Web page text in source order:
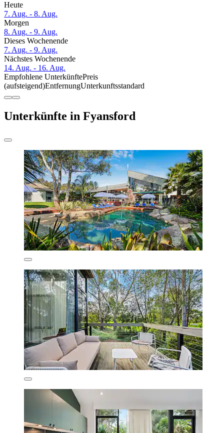
Heute
7. Aug. - 8. Aug.
Morgen
8. Aug. - 9. Aug.
Dieses Wochenende
7. Aug. - 9. Aug.
Nächstes Wochenende
14. Aug. - 16. Aug.
Empfohlene UnterkünftePreis
(aufsteigend)EntfernungUnterkunftsstandard
Unterkünfte in Fyansford